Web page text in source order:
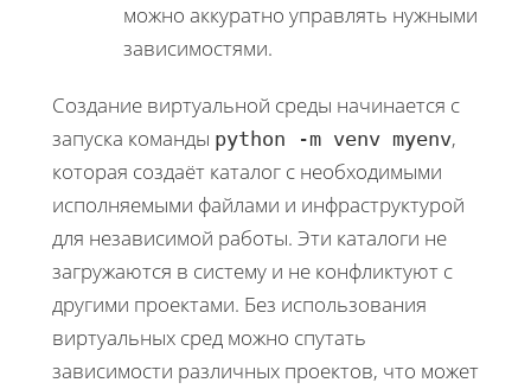
можно аккуратно управлять нужными
зависимостями.
Создание виртуальной среды начинается с
запуска команды python -m venv myenv,
которая создаёт каталог с необходимыми
исполняемыми файлами и инфраструктурой
для независимой работы. Эти каталоги не
загружаются в систему и не конфликтуют с
другими проектами. Без использования
виртуальных сред можно спутать
зависимости различных проектов, что может